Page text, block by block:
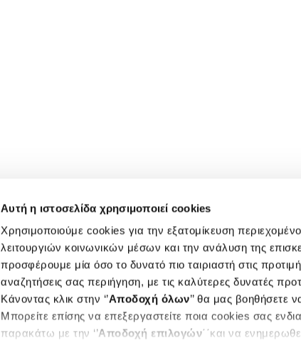
Αυτή η ιστοσελίδα χρησιμοποιεί cookies
Χρησιμοποιούμε cookies για την εξατομίκευση
λειτουργιών κοινωνικών μέσων και την ανάλυση της
προσφέρουμε μία όσο το δυνατό πιο ταιριαστή στις
αναζητήσεις σας περιήγηση, με τις καλύτερες δυνατές
Κάνοντας κλικ στην ‘’Αποδοχή όλων’’ θα μας βοηθήσετε
Μπορείτε επίσης να επεξεργαστείτε ποια cookies σας
παρακάτω με την ‘’Αποδοχή επιλογών΄΄και να